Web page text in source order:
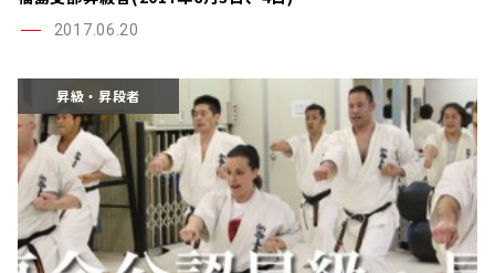
2017.06.20
昇級・昇段者